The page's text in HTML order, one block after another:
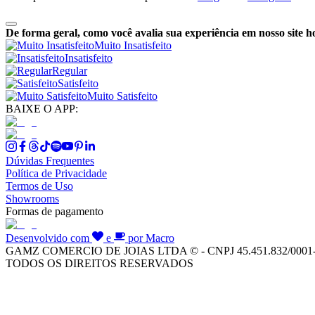
De forma geral, como você avalia sua experiência em nosso site
Muito Insatisfeito
Insatisfeito
Regular
Satisfeito
Muito Satisfeito
BAIXE O APP:
Dúvidas Frequentes
Política de Privacidade
Termos de Uso
Showrooms
Formas de pagamento
Desenvolvido com e
por Macro
GAMZ COMERCIO DE JOIAS LTDA © - CNPJ 45.451.832/
TODOS OS DIREITOS RESERVADOS